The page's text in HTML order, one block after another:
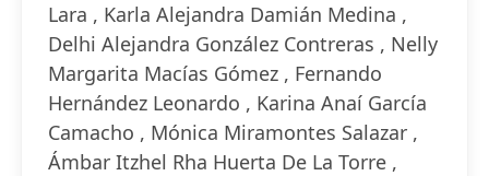
Lara , Karla Alejandra Damián Medina ,
Delhi Alejandra González Contreras , Nelly
Margarita Macías Gómez , Fernando
Hernández Leonardo , Karina Anaí García
Camacho , Mónica Miramontes Salazar ,
Ámbar Itzhel Rha Huerta De La Torre ,